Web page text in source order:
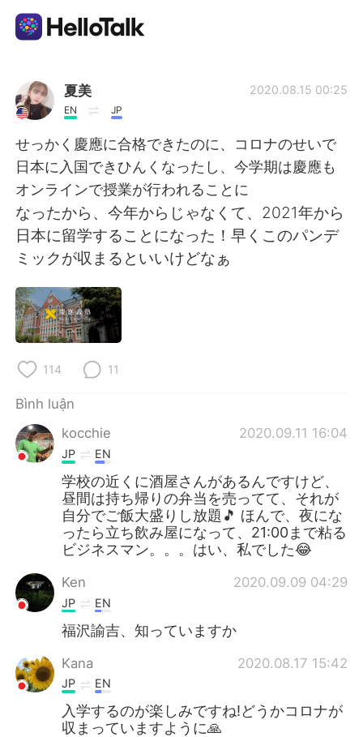
Ứng dụng trao đổi ngôn ngữ
AI Grammar Checker
Tiếng Việt
English 简体中文
繁體中文
العربية
Deutsch
한국어
ไทย
Italiano Türkçe
Português
夏美
EN JP
2020.08.15 00:25
せっかく慶應に合格できたのに、コロナのせいで
日本に入国できひんくなったし、今学期は慶應も
オンラインで授業が行われることに
なったから、今年からじゃなくて、2021年から
日本に留学することになった！早くこのパンデ
ミックが収まるといいけどなぁ
114 11
Bình luận
kocchie
2020.09.11 16:04
JP EN
学校の近くに酒屋さんがあるんですけど、
昼間は持ち帰りの弁当を売ってて、それが
自分でご飯大盛りし放題🎵 ほんで、夜にな
ったら立ち飲み屋になって、21:00まで粘る
ビジネスマン。。。はい、私でした😂
Ken 2020.09.09 04:29
JP EN
福沢諭吉、知っていますか
Kana 2020.08.17 15:42
JP EN
入学するのが楽しみですね!どうかコロナが
収まっていますように🙏